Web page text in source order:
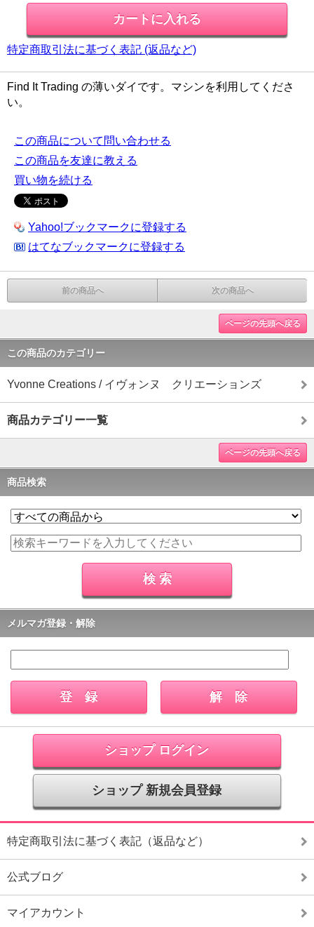
特定商取引法に基づく表記 (返品など)
Find It Trading の薄いダイです。マシンを利用してくださ
い。
この商品について問い合わせる
この商品を友達に教える
買い物を続ける
Yahoo!ブックマークに登録する
はてなブックマークに登録する
前の商品へ 次の商品へ
ページの先頭へ戻る
この商品のカテゴリー
Yvonne Creations / イヴォンヌ クリエーションズ
商品カテゴリー一覧
ページの先頭へ戻る
商品検索
メルマガ登録・解除
ショップ ログイン
ショップ 新規会員登録
特定商取引法に基づく表記（返品など）
公式ブログ
マイアカウント